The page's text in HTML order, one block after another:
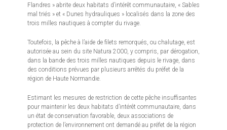
Flandres » abrite deux habitats d’intérêt communautaire, « Sables
mal triés » et « Dunes hydrauliques » localisés dans la zone des
trois milles nautiques à compter du rivage.
Toutefois, la pêche à l’aide de filets remorqués, ou chalutage, est
autorisée au sein du site Natura 2000, y compris, par dérogation,
dans la bande des trois milles nautiques depuis le rivage, dans
des conditions prévues par plusieurs arrêtés du préfet de la
région de Haute Normandie.
Estimant les mesures de restriction de cette pêche insuffisantes
pour maintenir les deux habitats d’intérêt communautaire, dans
un état de conservation favorable, deux associations de
protection de l’environnement ont demandé au préfet de la région